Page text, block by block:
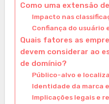
Como uma extensão
Impacto nas
Confiança do usuário
Quais fatores as
devem considerar ao
de domínio?
Público-alvo e
Identidade da marca
Implicações legais e